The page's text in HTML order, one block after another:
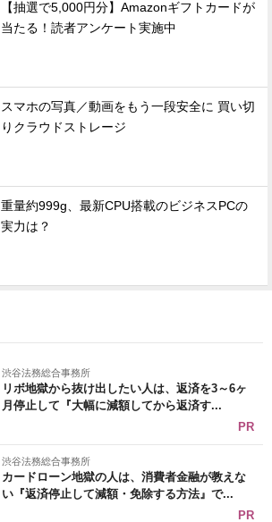
【抽選で5,000円分】Amazonギフトカードが
当たる！読者アンケート実施中
スマホの写真／動画をもう一段安全に 買い切
りクラウドストレージ
重量約999g、最新CPU搭載のビジネスPCの
実力は？
渋谷法務総合事務所
リボ地獄から抜け出したい人は、返済を3～6ヶ
月停止して『大幅に減額してから返済す...
PR
渋谷法務総合事務所
カードローン地獄の人は、消費者金融が教えな
い『返済停止して減額・免除する方法』で...
PR